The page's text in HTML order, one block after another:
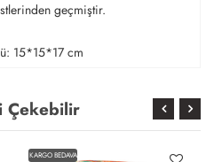
geçmiştir.
15*15*17 cm
Çekebilir
KARGO BEDAVA